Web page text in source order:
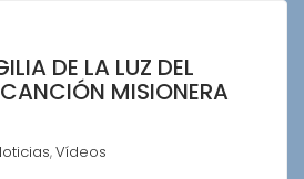
DE LA LUZ DEL
MISIONERA
,Vídeos